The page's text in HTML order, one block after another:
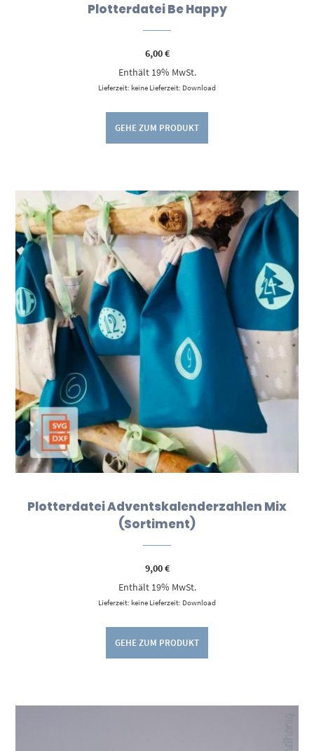
Plotterdatei Be Happy
6,00€
Enthält 19% MwSt.
Lieferzeit: keine Lieferzeit: Download
GEHE ZUM PRODUKT
Plotterdatei Adventskalenderzahlen Mix
(Sortiment)
9,00€
Enthält 19% MwSt.
Lieferzeit: keine Lieferzeit: Download
GEHE ZUM PRODUKT